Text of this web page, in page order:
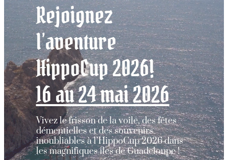
Rejoignez
l’aventure
HippoCup 2026!
16 au 24 mai 2026
Vivez le frisson de la voile, des fêtes
démentielles et des souvenirs
inoubliables à l’HippoCup 2026 dans
les magnifiques îles de Guadeloupe !